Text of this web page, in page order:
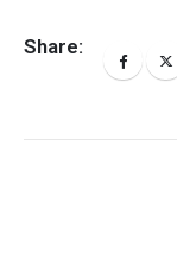
Share: